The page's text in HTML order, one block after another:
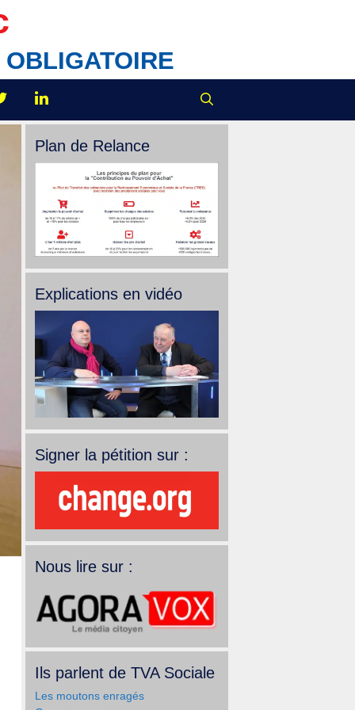
Plan de Relance
Explications en vidéo
Signer la pétition sur :
Nous lire sur :
Ils parlent de TVA Sociale
Les moutons enragés